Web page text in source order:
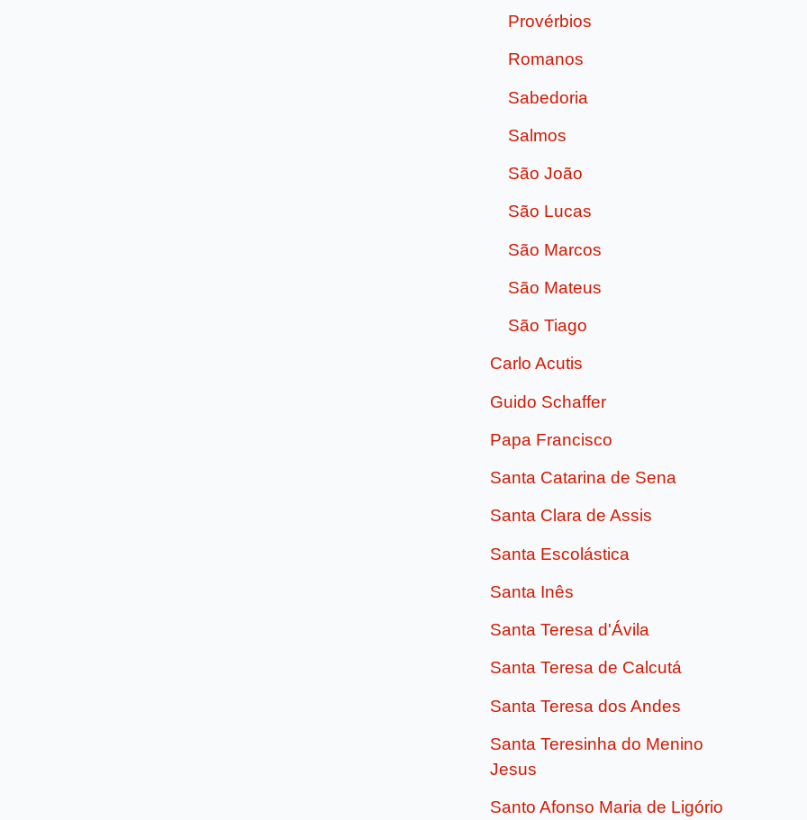
Provérbios
Romanos
Sabedoria
Salmos
São João
São Lucas
São Marcos
São Mateus
São Tiago
Carlo Acutis
Guido Schaffer
Papa Francisco
Santa Catarina de Sena
Santa Clara de Assis
Santa Escolástica
Santa Inês
Santa Teresa d'Ávila
Santa Teresa de Calcutá
Santa Teresa dos Andes
Santa Teresinha do Menino
Jesus
Santo Afonso Maria de Ligório